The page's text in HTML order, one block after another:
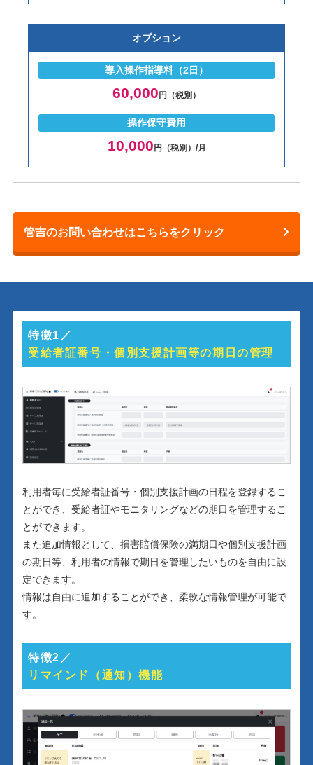
オプション
導入操作指導料（2日）
60,000 円（税別）
操作保守費用
10,000 円（税別）/月
管吉のお問い合わせはこちらをクリック
特徴1／
受給者証番号・個別支援計画等の期日の管理
利用者毎に受給者証番号・個別支援計画の日程を登録するこ
とができ、受給者証やモニタリングなどの期日を管理するこ
とができます。
また追加情報として、損害賠償保険の満期日や個別支援計画
の期日等、利用者の情報で期日を管理したいものを自由に設
定できます。
情報は自由に追加することができ、柔軟な情報管理が可能で
す。
特徴2／
リマインド（通知）機能